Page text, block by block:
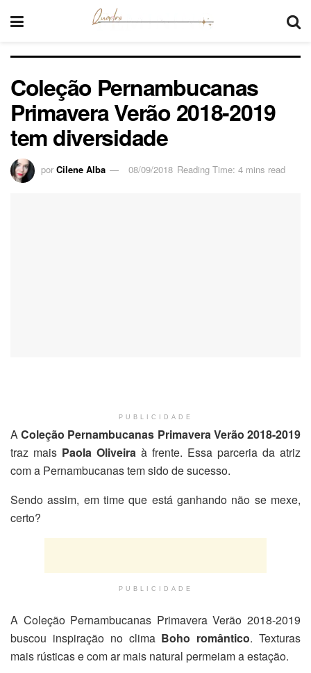
Coleção Pernambucanas
Primavera Verão 2018-2019
tem diversidade
por Cilene Alba 08/09/2018 Reading Time: 4 mins read
PUBLICIDADE
AColeção Pernambucanas Primavera Verão 2018-2019
traz mais Paola Oliveira à frente. Essa parceria da atriz
com a Pernambucanas tem sido de sucesso.
Sendo assim, em time que está ganhando não se mexe,
certo?
PUBLICIDADE
A Coleção Pernambucanas Primavera Verão 2018-2019
buscou inspiração no clima Boho romântico. Texturas
mais rústicas e com ar mais natural permeiam a estação.